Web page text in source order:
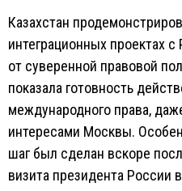
Казахстан
интеграционных проектах
от суверенной правовой
показала готовность
международного права,
интересами Москвы.
шаг был сделан вскоре
визита президента России